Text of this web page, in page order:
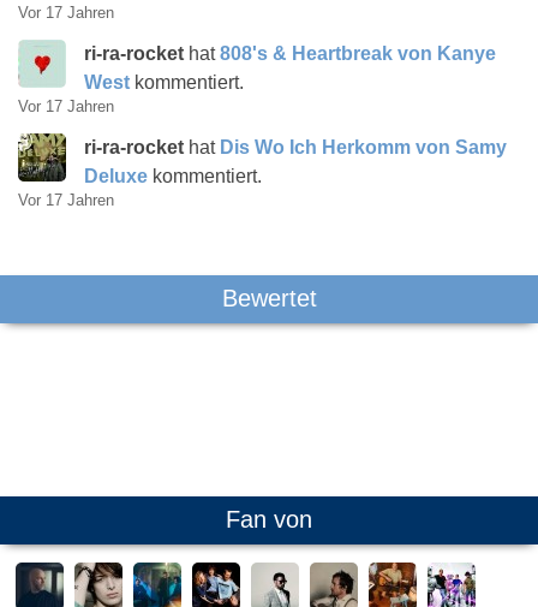
Vor 17 Jahren
ri-ra-rocket hat808's & Heartbreak von Kanye
West kommentiert.
Vor 17 Jahren
ri-ra-rocket hat Dis Wo Ich Herkomm von Samy
Deluxe kommentiert.
Vor 17 Jahren
Bewertet
Fan von